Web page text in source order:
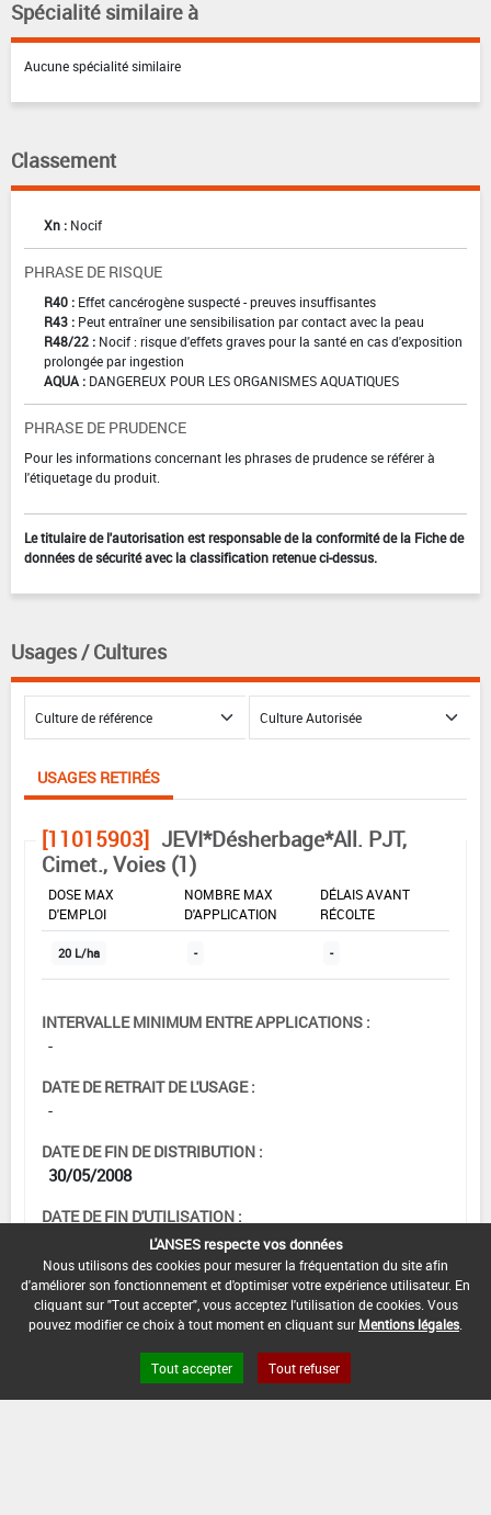
Spécialité similaire à
Aucune spécialité similaire
Classement
Xn : Nocif
PHRASE DE RISQUE
R40 : Effet cancérogène suspecté - preuves insuffisantes
R43 : Peut entraîner une sensibilisation par contact avec la peau
R48/22 : Nocif : risque d'effets graves pour la santé en cas d'exposition
prolongée par ingestion
AQUA : DANGEREUX POUR LES ORGANISMES AQUATIQUES
PHRASE DE PRUDENCE
Pour les informations concernant les phrases de prudence se référer à
l'étiquetage du produit.
Le titulaire de l'autorisation est responsable de la conformité de la Fiche de
données de sécurité avec la classification retenue ci-dessus.
Usages / Cultures
USAGES RETIRÉS
[11015903] JEVI*Désherbage*All. PJT,
Cimet., Voies (1)
DOSE MAX
D'EMPLOI
NOMBRE MAX
D'APPLICATION
DÉLAIS AVANT
RÉCOLTE
20 L/ha - -
INTERVALLE MINIMUM ENTRE APPLICATIONS :
-
DATE DE RETRAIT DE L'USAGE :
-
DATE DE FIN DE DISTRIBUTION :
30/05/2008
DATE DE FIN D'UTILISATION :
L'ANSES respecte vos données
Nous utilisons des cookies pour mesurer la fréquentation du site afin
d'améliorer son fonctionnement et d'optimiser votre expérience utilisateur. En
cliquant sur "Tout accepter", vous acceptez l'utilisation de cookies. Vous
pouvez modifier ce choix à tout moment en cliquant sur Mentions légales
Tout accepter Tout refuser